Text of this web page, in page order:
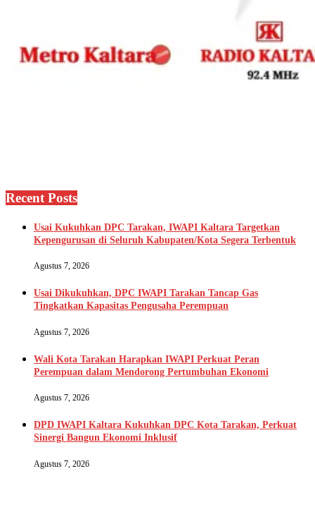
Recent Posts
Usai Kukuhkan DPC Tarakan, IWAPI Kaltara Targetkan
Kepengurusan di Seluruh Kabupaten/Kota Segera Terbentuk
Agustus 7, 2026
Usai Dikukuhkan, DPC IWAPI Tarakan Tancap Gas
Tingkatkan Kapasitas Pengusaha Perempuan
Agustus 7, 2026
Wali Kota Tarakan Harapkan IWAPI Perkuat Peran
Perempuan dalam Mendorong Pertumbuhan Ekonomi
Agustus 7, 2026
DPD IWAPI Kaltara Kukuhkan DPC Kota Tarakan, Perkuat
Sinergi Bangun Ekonomi Inklusif
Agustus 7, 2026